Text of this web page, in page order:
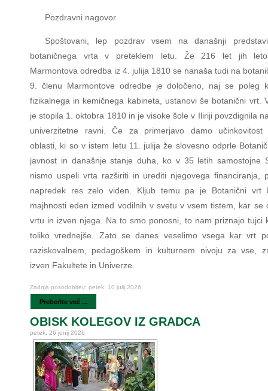
Pozdravni nagovor
Spoštovani, lep pozdrav vsem na današnji
botaničnega vrta v preteklem letu. Že 216 let jih
Marmontova odredba iz 4. julija 1810 se nanaša tudi na
9. členu Marmontove odredbe je določeno, naj se poleg
fizikalnega in kemičnega kabineta, ustanovi še botanični vrt.
je stopila 1. oktobra 1810 in je visoke šole v Iliriji povzdignila
univerzitetne ravni. Če za primerjavo damo učinkovitost
oblasti, ki so v istem letu 11. julija že slovesno odprle
javnost in današnje stanje duha, ko v 35 letih samostojne
nismo uspeli vrta razširiti in urediti njegovega financiranja,
napredek res zelo viden. Kljub temu pa je Botanični vrt
majhnosti eden izmed vodilnih v svetu v vsem tistem, kar se
vrtu in izven njega. Na to smo ponosni, to nam priznajo tujci
toliko vrednejše. Zato se danes veselimo vsega kar vrt
raziskovalnem, pedagoškem in kulturnem nivoju za vse,
izven Fakultete in Univerze.
Zadnja posodobitev: petek, 10 julij 2026
Preberite več ...
OBISK KOLEGOV IZ GRADCA
petek, 26 junij 2026